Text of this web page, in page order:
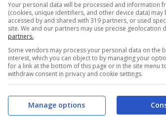
più a
cibi: ecco 3
che forse
8 Dicembre 2024
L’insalata
solo estiva:
la versione
invernale
per la tua
pranzo
Your personal data will be processed and information
(cookies, unique identifiers, and other device data) may
accessed by and shared with 319 partners, or used
site. We and our partners may use precise geolocation
partners.
Some vendors may process your personal data on the
interest, which you can object to by managing your
for a link at the bottom of this page or in the site menu
withdraw consent in privacy and cookie settings.
Manage options